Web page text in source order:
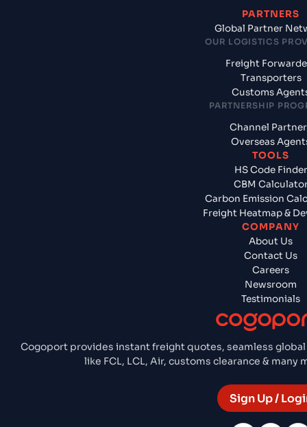
Cogoport provides instant freight quotes, seamless
like FCL, LCL, Air, customs clearance &
Sign Up /
PARTNERS
Global Partner
OUR LOGISTICS
Freight
Transporters
Customs
PARTNERSHIP
Channel
Overseas
TOOLS
HS Code Finder
CBM
Carbon Emission
Freight Heatmap &
COMPANY
About Us
Contact Us
Careers
Newsroom
Testimonials